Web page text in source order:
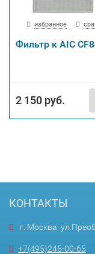
избранное
Фильтр к AIC
2 150 руб.
КОНТАКТЫ
г. Москва,
+7(495)245-00-65